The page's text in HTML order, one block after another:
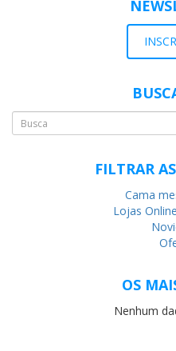
FILTRAR
Cama
Lojas
OS
Nenhum